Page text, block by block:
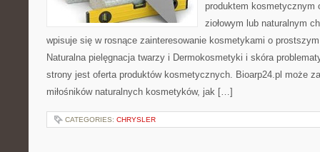
produktem kosmetycznym
ziołowym lub naturalnym
wpisuje się w rosnące zainteresowanie kosmetykami o
Naturalna pielęgnacja twarzy i Dermokosmetyki i skóra
strony jest oferta produktów kosmetycznych. Bioarp24.pl może
miłośników naturalnych kosmetyków, jak […]
CATEGORIES: CHRYSLER